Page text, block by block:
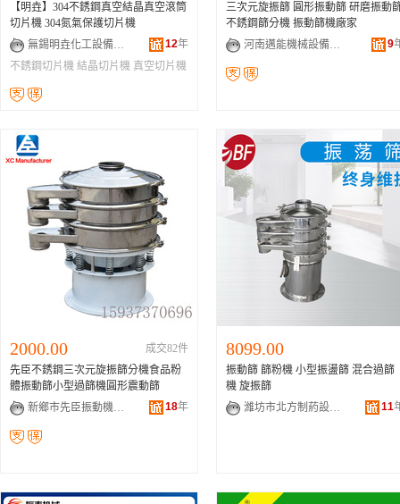
【明垚】304不銹鋼真空結晶真空滾筒
切片機 304氮氣保護切片機
無錫明垚化工設備有限公司
12年
不銹鋼切片機 結晶切片機 真空切片機
三次元旋振篩 圓形振動篩 研磨振動
不銹鋼篩分機 振動篩機廠家
河南邁能機械設備有限公司
9
2000.00
成交82件
先臣不銹鋼三次元旋振篩分機食品粉
體振動篩小型過篩機圓形震動篩
新鄉市先臣振動機械有限公司
18年
8099.00
振動篩 篩粉機 小型振盪篩 混合過篩
機 旋振篩
濰坊市北方制葯設備制造有限公司
11